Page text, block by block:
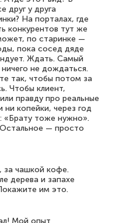
друг у друга
На порталах, где
конкурентов тут же
по старинке —
пока сосед дяде
Ждать. Самый
не дождаться.
так, чтобы потом за
Чтобы клиент,
правду про реальные
ни копейки, через год
«Брату тоже нужно».
— просто
за чашкой кофе.
дерева и запахе
им это.
Мой опыт